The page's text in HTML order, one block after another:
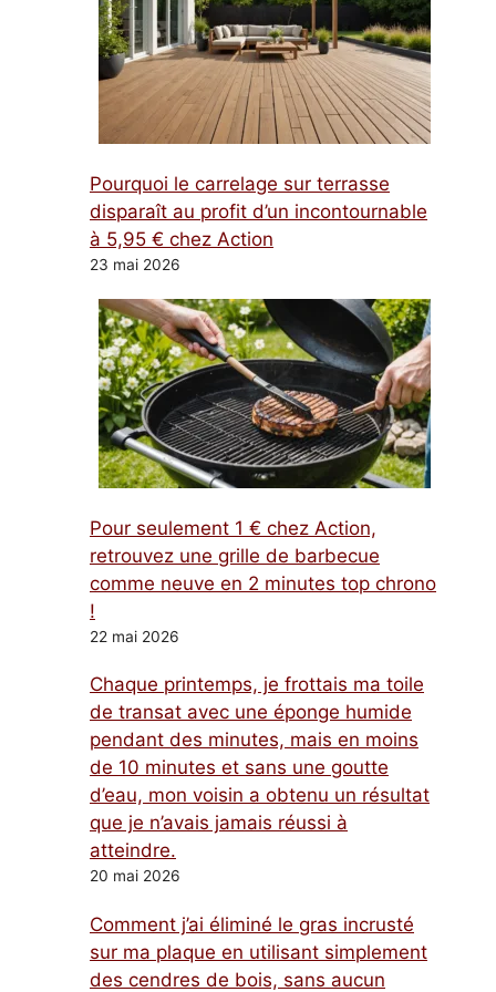
Pourquoi le carrelage sur terrasse
disparaît au profit d’un incontournable
à 5,95 € chez Action
23 mai 2026
Pour seulement 1 € chez Action,
retrouvez une grille de barbecue
comme neuve en 2 minutes top chrono
!
22 mai 2026
Chaque printemps, je frottais ma toile
de transat avec une éponge humide
pendant des minutes, mais en moins
de 10 minutes et sans une goutte
d’eau, mon voisin a obtenu un résultat
que je n’avais jamais réussi à
atteindre.
20 mai 2026
Comment j’ai éliminé le gras incrusté
sur ma plaque en utilisant simplement
des cendres de bois, sans aucun